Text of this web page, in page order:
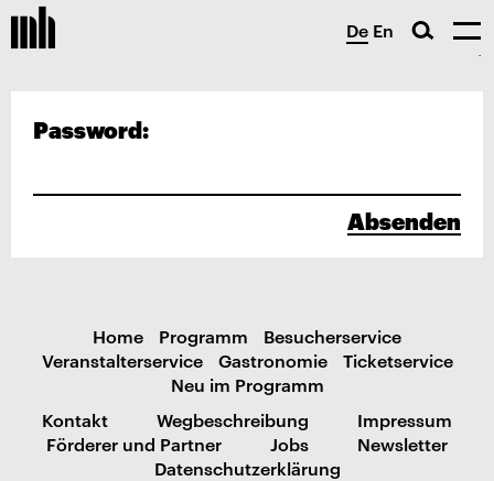
De En
Password:
Absenden
Home Programm
Besucherservice
Veranstalterservice
Gastronomie
Ticketservice
Neu im Programm
Kontakt
Wegbeschreibung
Impressum
Förderer und Partner
Jobs
Newsletter
Datenschutzerklärung